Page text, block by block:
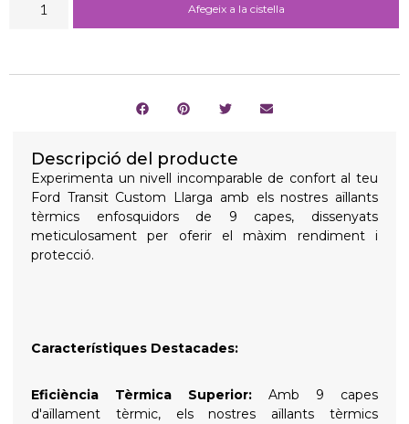
Afegeix a la cistella
Descripció del producte
Experimenta un nivell incomparable de confort al teu
Ford Transit Custom Llarga amb els nostres aïllants
tèrmics enfosquidors de 9 capes, dissenyats
meticulosament per oferir el màxim rendiment i
protecció.
Característiques Destacades:
Eficiència Tèrmica Superior: Amb 9 capes
d'aïllament tèrmic, els nostres aïllants tèrmics